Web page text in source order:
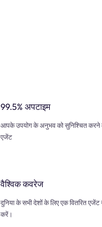
99.5% अपटाइम
आपके उपयोग के अनुभव को सुनिश्चित करने
एजेंट
वैश्विक कवरेज
दुनिया के सभी देशों के लिए एक वितरित एजेंट
करें।